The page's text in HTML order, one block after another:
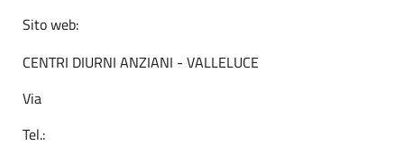
Sito web:
CENTRI DIURNI ANZIANI - VALLELUCE
Via
Tel.: